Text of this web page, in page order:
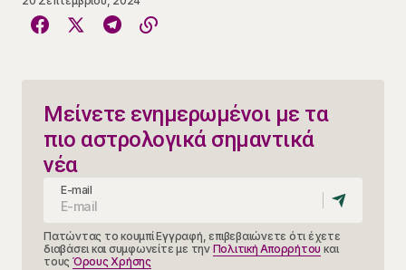
Μείνετε ενημερωμένοι με τα
πιο αστρολογικά σημαντικά
νέα
E-mail
Πατώντας το κουμπί Εγγραφή, επιβεβαιώνετε ότι έχετε
διαβάσει και συμφωνείτε με την Πολιτική Απορρήτου και
τους Όρους Χρήσης